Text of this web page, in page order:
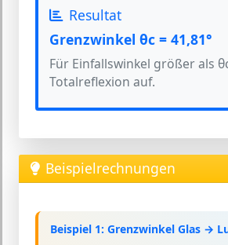
Resultat
Grenzwinkel θc = 41,81°
Für Einfallswinkel größer als
Totalreflexion auf.
Beispielrechnungen
Beispiel 1: Grenzwinkel Glas →